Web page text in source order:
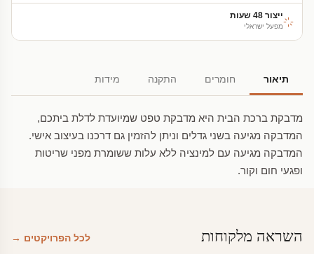
ייצור 48 שעות
מפעל ישראלי
תיאור חומרים התקנה מידות
מדבקת ברכת הבית היא מדבקת טפט שמיועדת לדלת ביתכם,
המדבקה מגיעה בשני גדלים וניתן להזמין גם דרכנו בעיצוב אישי.
המדבקה מגיעה עם למינציה ללא עלות ששומרת מפני שריטות
ופגעי חום וקור.
השראה מלקוחות לכל הפרויקטים →